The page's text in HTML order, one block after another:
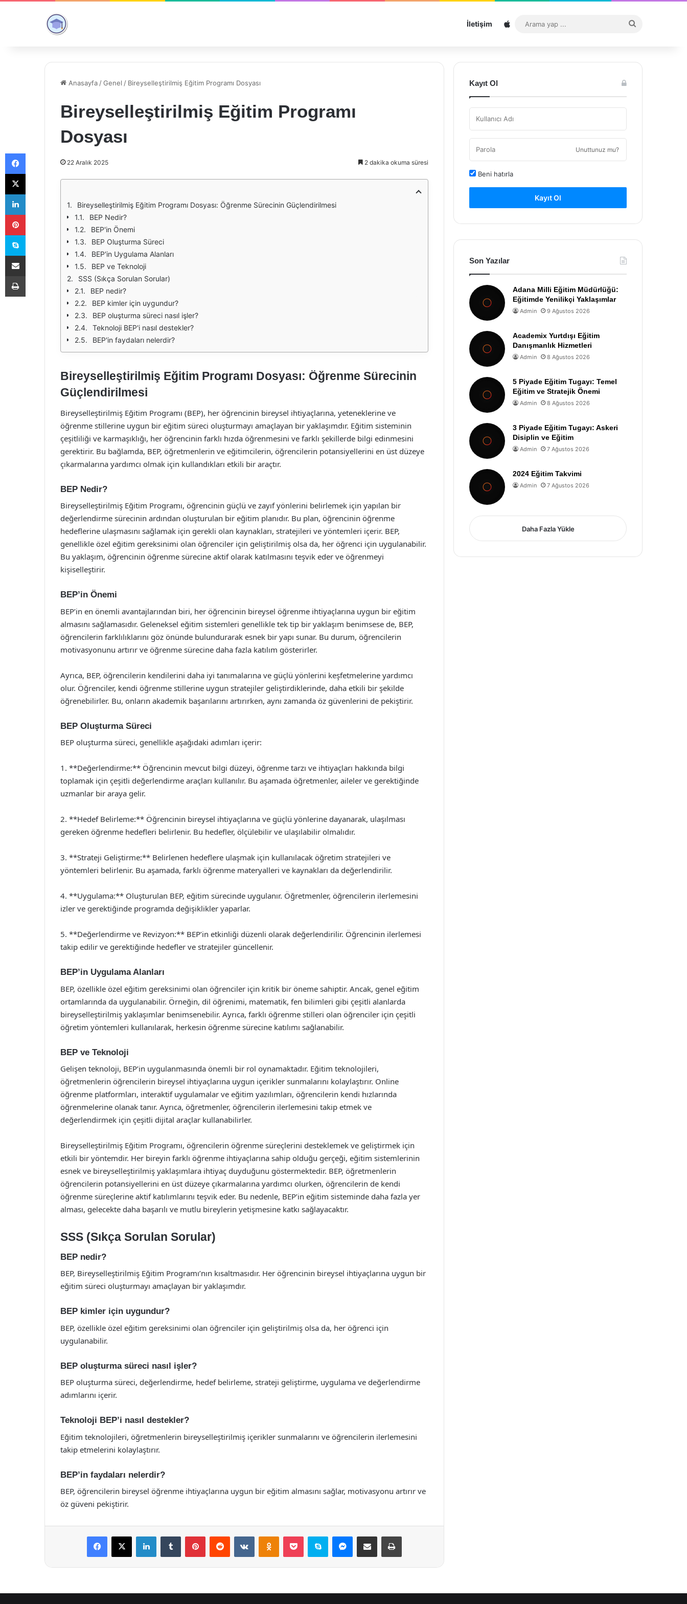
İletişim Sitemap
...
Anasayfa /Genel / Bireyselleştirilmiş Eğitim Programı Dosyası
Bireyselleştirilmiş Eğitim Programı
Dosyası
22 Aralık 2025 2 dakika okuma süresi
Bireyselleştirilmiş Eğitim Programı Dosyası: Öğrenme Sürecinin Güçlendirilmesi
BEP Nedir?
BEP'in Önemi
BEP Oluşturma Süreci
BEP'in Uygulama Alanları
BEP ve Teknoloji
SSS (Sıkça Sorulan Sorular)
BEP nedir?
BEP kimler için uygundur?
BEP oluşturma süreci nasıl işler?
Teknoloji BEP'i nasıl destekler?
BEP'in faydaları nelerdir?
Bireyselleştirilmiş Eğitim Programı Dosyası: Öğrenme Sürecinin
Güçlendirilmesi
Bireyselleştirilmiş Eğitim Programı (BEP), her öğrencinin bireysel ihtiyaçlarına, yeteneklerine ve
öğrenme stillerine uygun bir eğitim süreci oluşturmayı amaçlayan bir yaklaşımdır. Eğitim sisteminin
çeşitliliği ve karmaşıklığı, her öğrencinin farklı hızda öğrenmesini ve farklı şekillerde bilgi edinmesini
gerektirir. Bu bağlamda, BEP, öğretmenlerin ve eğitimcilerin, öğrencilerin potansiyellerini en üst düzeye
çıkarmalarına yardımcı olmak için kullandıkları etkili bir araçtır.
BEP Nedir?
Bireyselleştirilmiş Eğitim Programı, öğrencinin güçlü ve zayıf yönlerini belirlemek için yapılan bir
değerlendirme sürecinin ardından oluşturulan bir eğitim planıdır. Bu plan, öğrencinin öğrenme
hedeflerine ulaşmasını sağlamak için gerekli olan kaynakları, stratejileri ve yöntemleri içerir. BEP,
genellikle özel eğitim gereksinimi olan öğrenciler için geliştirilmiş olsa da, her öğrenci için uygulanabilir.
Bu yaklaşım, öğrencinin öğrenme sürecine aktif olarak katılmasını teşvik eder ve öğrenmeyi
kişiselleştirir.
BEP’in Önemi
BEP’in en önemli avantajlarından biri, her öğrencinin bireysel öğrenme ihtiyaçlarına uygun bir eğitim
almasını sağlamasıdır. Geleneksel eğitim sistemleri genellikle tek tip bir yaklaşım benimsese de, BEP,
öğrencilerin farklılıklarını göz önünde bulundurarak esnek bir yapı sunar. Bu durum, öğrencilerin
motivasyonunu artırır ve öğrenme sürecine daha fazla katılım gösterirler.
Ayrıca, BEP, öğrencilerin kendilerini daha iyi tanımalarına ve güçlü yönlerini keşfetmelerine yardımcı
olur. Öğrenciler, kendi öğrenme stillerine uygun stratejiler geliştirdiklerinde, daha etkili bir şekilde
öğrenebilirler. Bu, onların akademik başarılarını artırırken, aynı zamanda öz güvenlerini de pekiştirir.
BEP Oluşturma Süreci
BEP oluşturma süreci, genellikle aşağıdaki adımları içerir:
1. **Değerlendirme:** Öğrencinin mevcut bilgi düzeyi, öğrenme tarzı ve ihtiyaçları hakkında bilgi
toplamak için çeşitli değerlendirme araçları kullanılır. Bu aşamada öğretmenler, aileler ve gerektiğinde
uzmanlar bir araya gelir.
2. **Hedef Belirleme:** Öğrencinin bireysel ihtiyaçlarına ve güçlü yönlerine dayanarak, ulaşılması
gereken öğrenme hedefleri belirlenir. Bu hedefler, ölçülebilir ve ulaşılabilir olmalıdır.
3. **Strateji Geliştirme:** Belirlenen hedeflere ulaşmak için kullanılacak öğretim stratejileri ve
yöntemleri belirlenir. Bu aşamada, farklı öğrenme materyalleri ve kaynakları da değerlendirilir.
4. **Uygulama:** Oluşturulan BEP, eğitim sürecinde uygulanır. Öğretmenler, öğrencilerin ilerlemesini
izler ve gerektiğinde programda değişiklikler yaparlar.
5. **Değerlendirme ve Revizyon:** BEP’in etkinliği düzenli olarak değerlendirilir. Öğrencinin ilerlemesi
takip edilir ve gerektiğinde hedefler ve stratejiler güncellenir.
BEP’in Uygulama Alanları
BEP, özellikle özel eğitim gereksinimi olan öğrenciler için kritik bir öneme sahiptir. Ancak, genel eğitim
ortamlarında da uygulanabilir. Örneğin, dil öğrenimi, matematik, fen bilimleri gibi çeşitli alanlarda
bireyselleştirilmiş yaklaşımlar benimsenebilir. Ayrıca, farklı öğrenme stilleri olan öğrenciler için çeşitli
öğretim yöntemleri kullanılarak, herkesin öğrenme sürecine katılımı sağlanabilir.
BEP ve Teknoloji
Gelişen teknoloji, BEP’in uygulanmasında önemli bir rol oynamaktadır. Eğitim teknolojileri,
öğretmenlerin öğrencilerin bireysel ihtiyaçlarına uygun içerikler sunmalarını kolaylaştırır. Online
öğrenme platformları, interaktif uygulamalar ve eğitim yazılımları, öğrencilerin kendi hızlarında
öğrenmelerine olanak tanır. Ayrıca, öğretmenler, öğrencilerin ilerlemesini takip etmek ve
değerlendirmek için çeşitli dijital araçlar kullanabilirler.
Bireyselleştirilmiş Eğitim Programı, öğrencilerin öğrenme süreçlerini desteklemek ve geliştirmek için
etkili bir yöntemdir. Her bireyin farklı öğrenme ihtiyaçlarına sahip olduğu gerçeği, eğitim sistemlerinin
esnek ve bireyselleştirilmiş yaklaşımlara ihtiyaç duyduğunu göstermektedir. BEP, öğretmenlerin
öğrencilerin potansiyellerini en üst düzeye çıkarmalarına yardımcı olurken, öğrencilerin de kendi
öğrenme süreçlerine aktif katılımlarını teşvik eder. Bu nedenle, BEP’in eğitim sisteminde daha fazla yer
alması, gelecekte daha başarılı ve mutlu bireylerin yetişmesine katkı sağlayacaktır.
SSS (Sıkça Sorulan Sorular)
BEP nedir?
BEP, Bireyselleştirilmiş Eğitim Programı’nın kısaltmasıdır. Her öğrencinin bireysel ihtiyaçlarına uygun bir
eğitim süreci oluşturmayı amaçlayan bir yaklaşımdır.
BEP kimler için uygundur?
BEP, özellikle özel eğitim gereksinimi olan öğrenciler için geliştirilmiş olsa da, her öğrenci için
uygulanabilir.
BEP oluşturma süreci nasıl işler?
BEP oluşturma süreci, değerlendirme, hedef belirleme, strateji geliştirme, uygulama ve değerlendirme
adımlarını içerir.
Teknoloji BEP’i nasıl destekler?
Eğitim teknolojileri, öğretmenlerin bireyselleştirilmiş içerikler sunmalarını ve öğrencilerin ilerlemesini
takip etmelerini kolaylaştırır.
BEP’in faydaları nelerdir?
BEP, öğrencilerin bireysel öğrenme ihtiyaçlarına uygun bir eğitim almasını sağlar, motivasyonu artırır ve
öz güveni pekiştirir.
Facebook
X LinkedInTumblr PinterestReddit VKontakteOdnoklassniki
Pocket Skype Messenger
E-Posta ile paylaş Yazdır
Kayıt Ol
Unuttunuz mu?
Beni hatırla
Kayıt Ol
Son Yazılar
Adana Milli Eğitim Müdürlüğü:
Eğitimde Yenilikçi Yaklaşımlar
Admin 9 Ağustos 2026
Academix Yurtdışı Eğitim
Danışmanlık Hizmetleri
Admin 8 Ağustos 2026
5 Piyade Eğitim Tugayı: Temel
Eğitim ve Stratejik Önemi
Admin 8 Ağustos 2026
3 Piyade Eğitim Tugayı: Askeri
Disiplin ve Eğitim
Admin 7 Ağustos 2026
2024 Eğitim Takvimi
Admin 7 Ağustos 2026
Daha Fazla Yükle
Facebook
X
LinkedIn
Pinterest
Skype
E-Posta ile paylaş